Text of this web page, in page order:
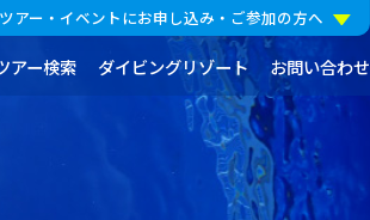
ツアー・イベントにお申し込み・ご参加の方へ
アー検索 ダイビングリゾート お問い合わせ